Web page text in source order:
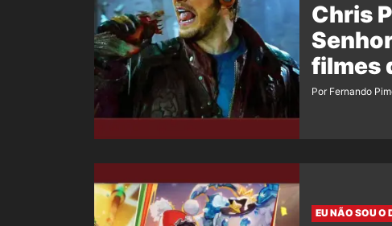
Chris
filmes
Por Fernando
EU NÃO SOU O